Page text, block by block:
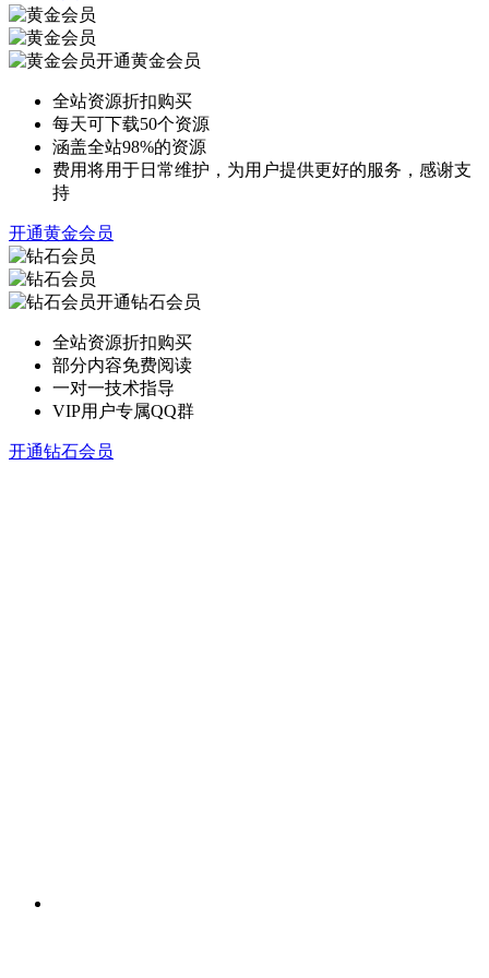
开通黄金会员
全站资源折扣购买
每天可下载50个资源
涵盖全站98%的资源
费用将用于日常维护，为用户提供更好的服务，感谢支
持
开通黄金会员
开通钻石会员
全站资源折扣购买
部分内容免费阅读
一对一技术指导
VIP用户专属QQ群
开通钻石会员